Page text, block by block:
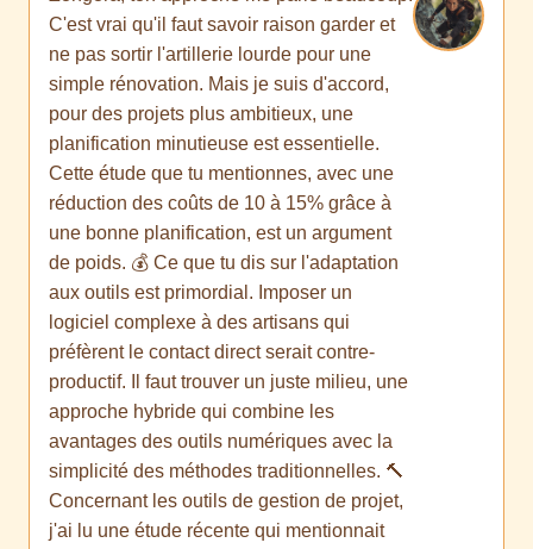
C'est vrai qu'il faut savoir raison garder et
ne pas sortir l'artillerie lourde pour une
simple rénovation. Mais je suis d'accord,
pour des projets plus ambitieux, une
planification minutieuse est essentielle.
Cette étude que tu mentionnes, avec une
réduction des coûts de 10 à 15% grâce à
une bonne planification, est un argument
de poids. 💰 Ce que tu dis sur l'adaptation
aux outils est primordial. Imposer un
logiciel complexe à des artisans qui
préfèrent le contact direct serait contre-
productif. Il faut trouver un juste milieu, une
approche hybride qui combine les
avantages des outils numériques avec la
simplicité des méthodes traditionnelles. 🔨
Concernant les outils de gestion de projet,
j'ai lu une étude récente qui mentionnait